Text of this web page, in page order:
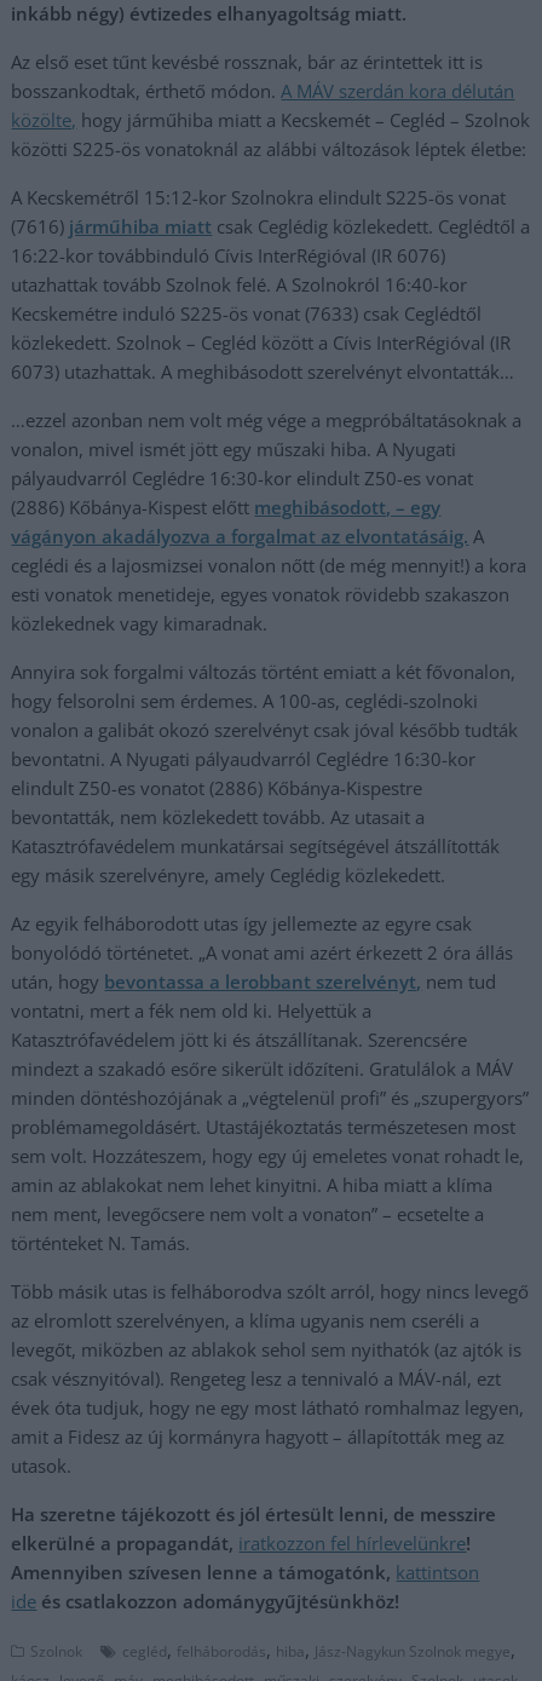
inkább négy) évtizedes elhanyagoltság miatt.
Az első eset tűnt kevésbé rossznak, bár az érintettek itt is
bosszankodtak, érthető módon.A MÁV szerdán kora délután
közölte, hogy járműhiba miatt a Kecskemét – Cegléd – Szolnok
közötti S225-ös vonatoknál az alábbi változások léptek életbe:
A Kecskemétről 15:12-kor Szolnokra elindult S225-ös vonat
(7616) járműhiba miatt csak Ceglédig közlekedett. Ceglédtől a
16:22-kor továbbinduló Cívis InterRégióval (IR 6076)
utazhattak tovább Szolnok felé. A Szolnokról 16:40-kor
Kecskemétre induló S225-ös vonat (7633) csak Ceglédtől
közlekedett. Szolnok – Cegléd között a Cívis InterRégióval (IR
6073) utazhattak. A meghibásodott szerelvényt elvontatták…
…ezzel azonban nem volt még vége a megpróbáltatásoknak a
vonalon, mivel ismét jött egy műszaki hiba. A Nyugati
pályaudvarról Ceglédre 16:30-kor elindult Z50-es vonat
(2886) Kőbánya-Kispest előtt meghibásodott, – egy
vágányon akadályozva a forgalmat az elvontatásáig. A
ceglédi és a lajosmizsei vonalon nőtt (de még mennyit!) a kora
esti vonatok menetideje, egyes vonatok rövidebb szakaszon
közlekednek vagy kimaradnak.
Annyira sok forgalmi változás történt emiatt a két fővonalon,
hogy felsorolni sem érdemes. A 100-as, ceglédi-szolnoki
vonalon a galibát okozó szerelvényt csak jóval később tudták
bevontatni. A Nyugati pályaudvarról Ceglédre 16:30-kor
elindult Z50-es vonatot (2886) Kőbánya-Kispestre
bevontatták, nem közlekedett tovább. Az utasait a
Katasztrófavédelem munkatársai segítségével átszállították
egy másik szerelvényre, amely Ceglédig közlekedett.
Az egyik felháborodott utas így jellemezte az egyre csak
bonyolódó történetet. „A vonat ami azért érkezett 2 óra állás
után, hogy bevontassa a lerobbant szerelvényt, nem tud
vontatni, mert a fék nem old ki. Helyettük a
Katasztrófavédelem jött ki és átszállítanak. Szerencsére
mindezt a szakadó esőre sikerült időzíteni. Gratulálok a MÁV
minden döntéshozójának a „végtelenül profi” és „szupergyors”
problémamegoldásért. Utastájékoztatás természetesen most
sem volt. Hozzáteszem, hogy egy új emeletes vonat rohadt le,
amin az ablakokat nem lehet kinyitni. A hiba miatt a klíma
nem ment, levegőcsere nem volt a vonaton” – ecsetelte a
történteket N. Tamás.
Több másik utas is felháborodva szólt arról, hogy nincs levegő
az elromlott szerelvényen, a klíma ugyanis nem cseréli a
levegőt, miközben az ablakok sehol sem nyithatók (az ajtók is
csak vésznyitóval). Rengeteg lesz a tennivaló a MÁV-nál, ezt
évek óta tudjuk, hogy ne egy most látható romhalmaz legyen,
amit a Fidesz az új kormányra hagyott – állapították meg az
utasok.
Ha szeretne tájékozott és jól értesült lenni, de messzire
elkerülné a propagandát, iratkozzon fel hírlevelünkre!
Amennyiben szívesen lenne a támogatónk, kattintson
ide és csatlakozzon adománygyűjtésünkhöz!
Szolnok cegléd, felháborodás, hiba, Jász-Nagykun Szolnok megye,